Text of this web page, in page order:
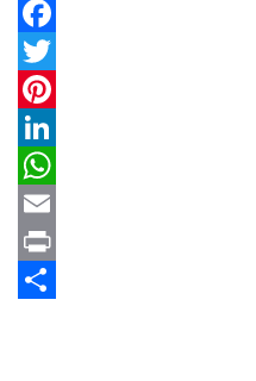
Facebook
Twitter
Pinterest
LinkedIn
WhatsApp
Email
Print